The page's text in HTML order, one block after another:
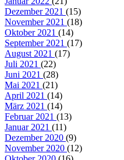
Dezember 2021 (15)
November 2021 (18)
Oktober 2021 (14)
September 2021 (17)
August 2021 (17)
Juli 2021 (22)
Juni 2021 (28)
Mai 2021 (21)
April 2021 (14)
März 2021 (14)
Februar 2021 (13)
Januar 2021 (11)
Dezember 2020 (9)
November 2020 (12)